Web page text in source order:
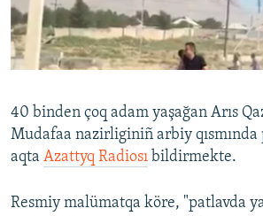
Русский
Українською
40 binden çoq adam yaşağan Arıs
Mudafaa nazirliginiñ arbiy qısmında
aqta Azattyq Radiosı bildirmekte.
Resmiy malümatqa köre, "patlavda